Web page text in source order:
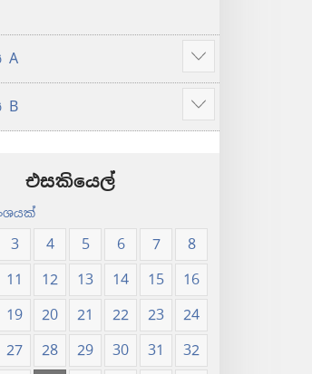
A
Show
more
B
Show
more
එසකියෙල්
3 4 5 6 7
8
11 12 13 14 15
16
19 20 21 22 23
24
27 28 29 30 31
32